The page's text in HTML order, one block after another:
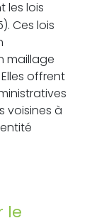
les lois
Ces lois
maillage
offrent
voisines à
le